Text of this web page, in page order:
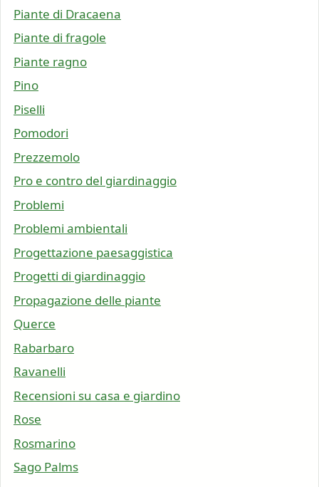
Piante di Dracaena
Piante di fragole
Piante ragno
Pino
Piselli
Pomodori
Prezzemolo
Pro e contro del giardinaggio
Problemi
Problemi ambientali
Progettazione paesaggistica
Progetti di giardinaggio
Propagazione delle piante
Querce
Rabarbaro
Ravanelli
Recensioni su casa e giardino
Rose
Rosmarino
Sago Palms